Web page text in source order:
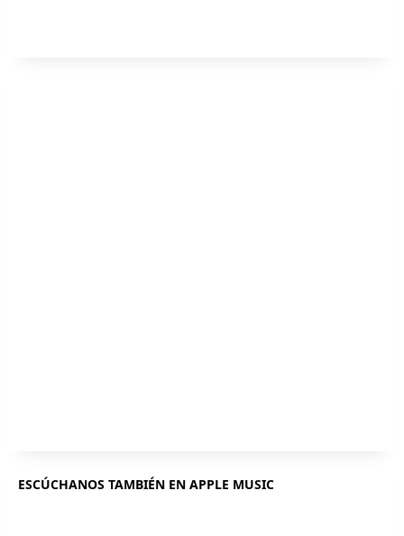
ESCÚCHANOS TAMBIÉN EN APPLE MUSIC